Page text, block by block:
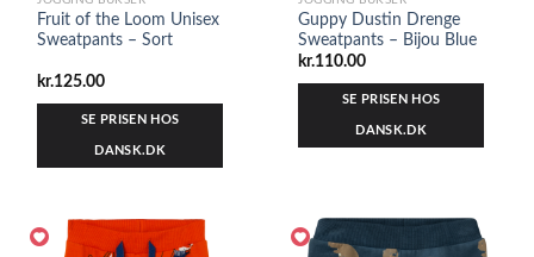
Fruit of the Loom Unisex
Sweatpants – Sort
kr.125.00
SE PRISEN HOS
DANSK.DK
Guppy Dustin Drenge
Sweatpants – Bijou Blue
kr.110.00
SE PRISEN HOS
DANSK.DK